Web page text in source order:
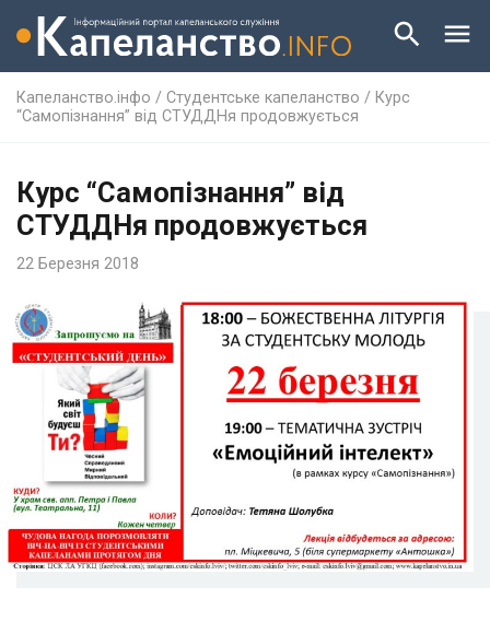
Капеланство.інфо / Студентське капеланство / Курс
“Самопізнання” від СТУДДНя продовжується
Курс “Самопізнання” від
СТУДДНя продовжується
22 Березня 2018